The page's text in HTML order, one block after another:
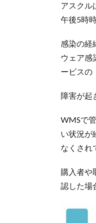
アスクル
午後5時
感染の経
ウェア感
ービスの
障害が起
WMSで
い状況が
なくされ
購入者や
認した場